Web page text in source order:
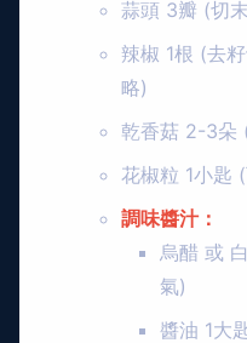
蒜頭 3瓣 (切
辣椒 1根 (去
略)
乾香菇 2-3朵
花椒粒 1小匙
調味醬汁：
烏醋 或
氣)
醬油 1大